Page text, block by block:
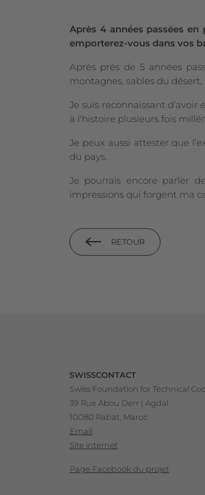
Après 4 années passées
emporterez-vous dans vos
Après près de 5 années
montagnes, sables du
Je suis reconnaissant
à l'histoire plusieurs fois
Je peux aussi attester que
du pays.
Je pourrais encore parler
impressions qui forgent ma
RETOUR
SWISSCONTACT
Swiss Foundation for Technical
39 Rue Abou Derr | Agdal
10080 Rabat, Maroc
Email
Site internet
Page Facebook du projet